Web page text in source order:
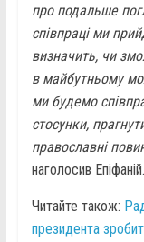
про подальше
співпраці ми
визначить, чи
в майбутньому
ми будемо
стосунки,
православні
наголосив Епіфаній.
Читайте також:
президента